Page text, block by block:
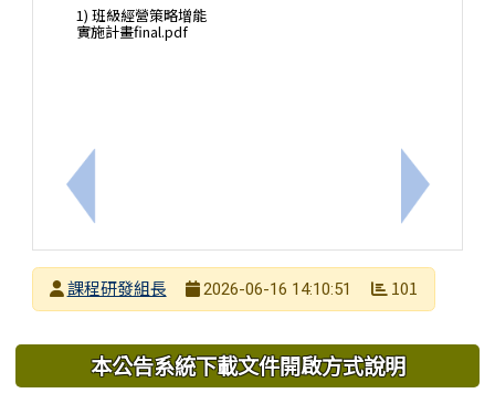
上一筆：轉知：114學年度代理代課教師SEL社會情
1) 班級經營策略增能
實施計畫final.pdf
下一筆：
發布者
課程研發組長
2026-06-16 14:10:51 101
下中區域內容
本公告系統下載文件開啟方式說明